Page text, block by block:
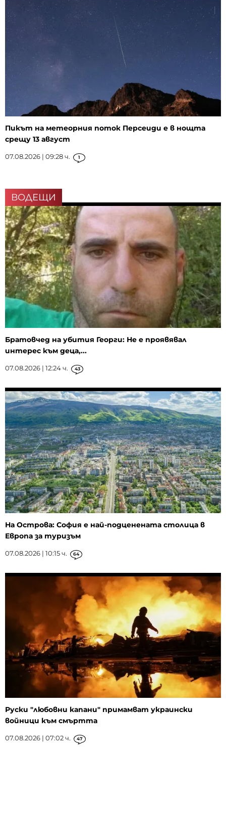
Пикът на метеорния поток Персеиди е в нощта
срещу 13 август
07.08.2026 | 09:28 ч. 1
ВОДЕЩИ
Братовчед на убития Георги: Не е проявявал
интерес към деца,...
07.08.2026 | 12:24 ч. 43
На Острова: София е най-подценената столица в
Европа за туризъм
07.08.2026 | 10:15 ч. 64
Руски "любовни капани" примамват украински
войници към смъртта
07.08.2026 | 07:02 ч. 47